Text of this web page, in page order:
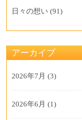
日々の想い (91)
アーカイブ
2026年7月 (3)
2026年6月 (1)